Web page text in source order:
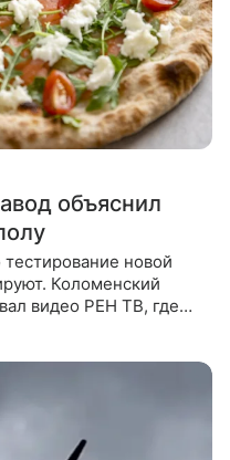
объяснил
новой
Коломенский
видео РЕН ТВ, где